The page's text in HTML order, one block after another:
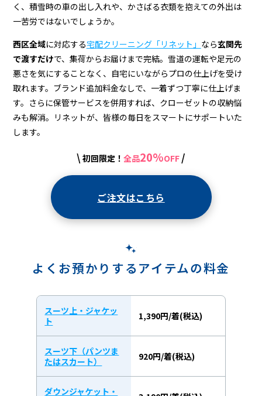
く、積雪時の車の出し入れや、かさばる衣類を抱えての外出は
一苦労ではないでしょうか。
西区全域に対応する宅配クリーニング「リネット」 なら玄関先
で渡すだけで、集荷からお届けまで完結。雪道の運転や足元の
悪さを気にすることなく、自宅にいながらプロの仕上げを受け
取れます。ブランド追加料金なしで、一着ずつ丁寧に仕上げま
す。さらに保管サービスを併用すれば、クローゼットの収納悩
みも解消。リネットが、皆様の毎日をスマートにサポートいた
します。
\ 初回限定！ 全品20%OFF /
ご注文はこちら
よくお預かりするアイテムの料金
スーツ上・ジャケッ
ト
1,390円/着(税込)
スーツ下（パンツま
たはスカート）
920円/着(税込)
ダウンジャケット・